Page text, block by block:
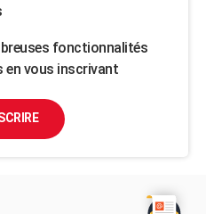
fonctionnalités
en vous inscrivant